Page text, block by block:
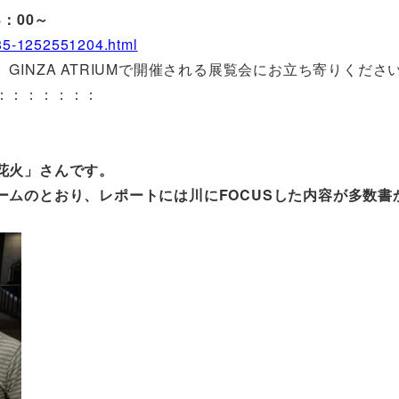
00～
1252551204.html
ATRIUMで開催される展覧会にお立ち寄りくださ
：：：：：
」さんです。
のとおり、レポートには川にFOCUSした内容が多数書